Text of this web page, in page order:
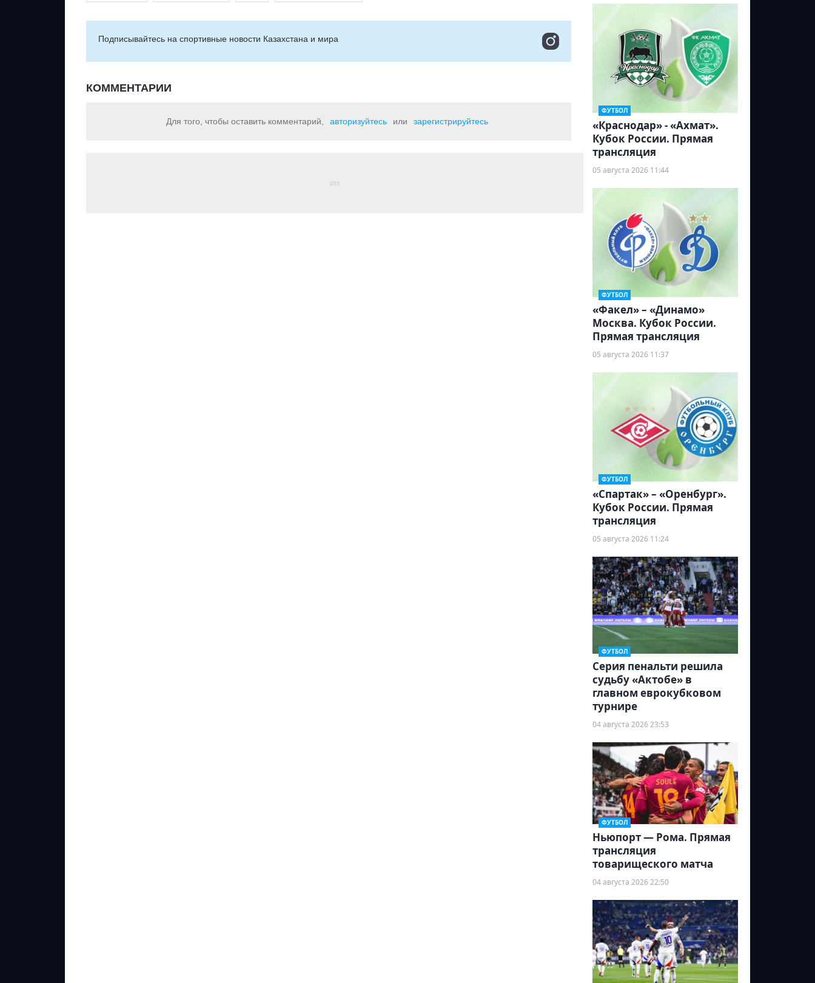
Подписывайтесь на cпортивные новости Казахстана и мира
КОММЕНТАРИИ
Для того, чтобы оставить комментарий, авторизуйтесь или зарегистрируйтесь
ФУТБОЛ
«Краснодар» - «Ахмат».
Кубок России. Прямая
трансляция
05 августа 2026 11:44
ФУТБОЛ
«Факел» – «Динамо»
Москва. Кубок России.
Прямая трансляция
05 августа 2026 11:37
ФУТБОЛ
«Спартак» – «Оренбург».
Кубок России. Прямая
трансляция
05 августа 2026 11:24
ФУТБОЛ
Серия пенальти решила
судьбу «Актобе» в
главном еврокубковом
турнире
04 августа 2026 23:53
ФУТБОЛ
Ньюпорт — Рома. Прямая
трансляция
товарищеского матча
04 августа 2026 22:50